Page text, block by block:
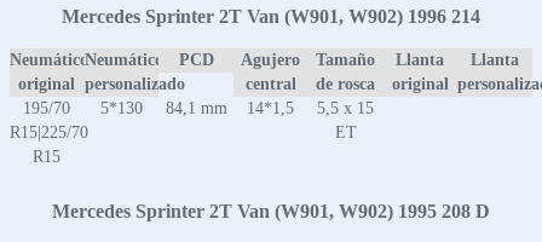
Mercedes Sprinter 2T Van (W901, W902) 1996 214
Neumático
original
Neumático
personalizado
PCD
Agujero
central
Tamaño
de rosca
Llanta
original
Llanta
195/70
R15|225/70
R15
5*130 84,1 mm 14*1,5
5,5 x 15
ET
Mercedes Sprinter 2T Van (W901, W902) 1995 208 D